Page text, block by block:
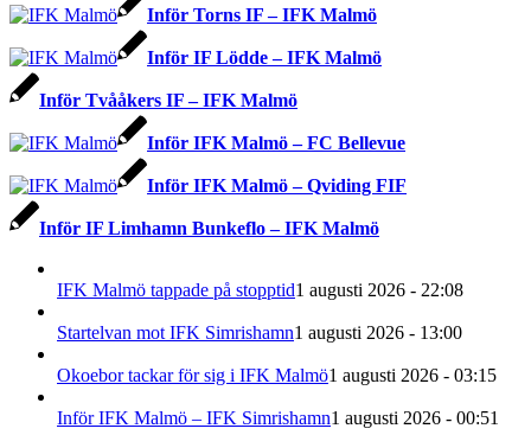
Inför Torns IF – IFK Malmö
Inför IF Lödde – IFK Malmö
Inför Tvååkers IF – IFK Malmö
Inför IFK Malmö – FC Bellevue
Inför IFK Malmö – Qviding FIF
Inför IF Limhamn Bunkeflo – IFK Malmö
IFK Malmö tappade på stopptid1 augusti 2026 - 22:08
Startelvan mot IFK Simrishamn1 augusti 2026 - 13:00
Okoebor tackar för sig i IFK Malmö1 augusti 2026 - 03:15
Inför IFK Malmö – IFK Simrishamn1 augusti 2026 - 00:51